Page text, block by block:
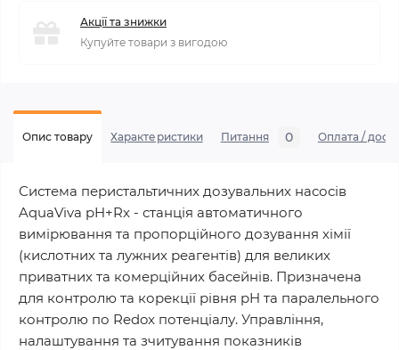
Акції та знижки
Купуйте товари з вигодою
Опис товару Характеристики Питання 0 Оплата /
Система перистальтичних дозувальних насосів
AquaViva pH+Rx - станція автоматичного
вимірювання та пропорційного дозування хімії
(кислотних та лужних реагентів) для великих
приватних та комерційних басейнів. Призначена
для контролю та корекції рівня pH та паралельного
контролю по Redox потенціалу. Управління,
налаштування та зчитування показників